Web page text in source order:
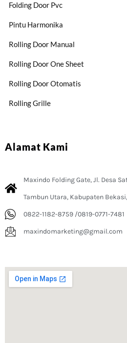
Folding Door Pvc
Pintu Harmonika
Rolling Door Manual
Rolling Door One Sheet
Rolling Door Otomatis
Rolling Grille
Alamat Kami
Maxindo Folding Gate, Jl. Desa
Tambun Utara, Kabupaten
0822-1182-8759 /0819-0771-7481
maxindomarketing@gmail.com